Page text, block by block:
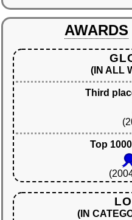
AWARDS
(IN ALL
Third
Top
(IN